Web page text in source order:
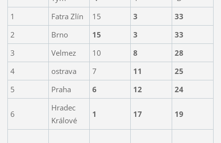
1
Fatra Zlín 15 3
33
2
Brno 15 3
33
3
Velmez 10 8
28
4
ostrava 7 11
25
5
Praha 6 12 24
6
Hradec
Králové
1 17 19